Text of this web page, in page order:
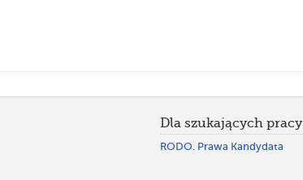
Dla szukających pracy
RODO. Prawa Kandydata